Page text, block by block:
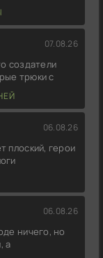
07.08.26
создатели
трюки с
06.08.26
плоский, герои
06.08.26
ничего, но
а